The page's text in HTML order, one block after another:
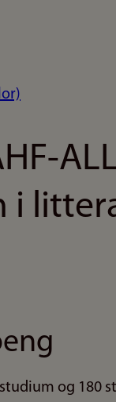
i
og 180